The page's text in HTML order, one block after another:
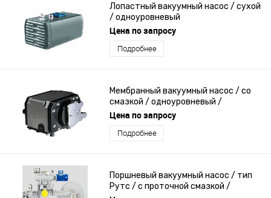
Лопастный вакуумный насос / сухой
/ одноуровневый
Цена по запросу
Подробнее
Мембранный вакуумный насос / со
смазкой / одноуровневый /
малогабаритный
Цена по запросу
Подробнее
Поршневый вакуумный насос / тип
Рутс / с проточной смазкой /